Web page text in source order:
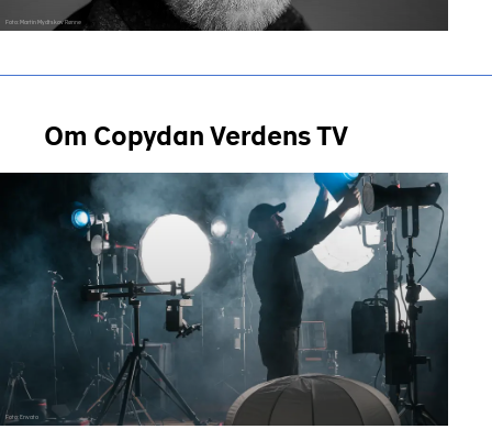
Foto: Martin Mydtskov Rønne
Om Copydan Verdens TV
Foto: Envato